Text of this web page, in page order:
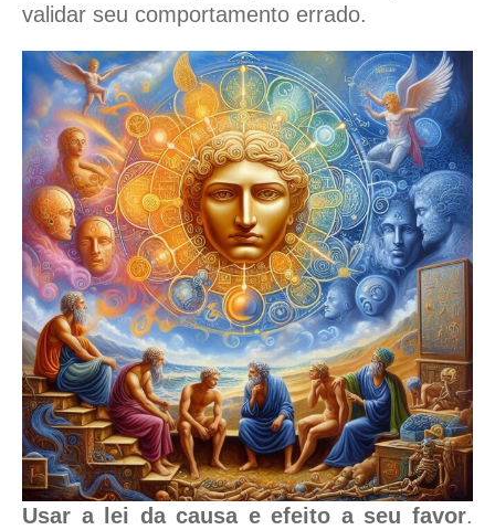
validar seu comportamento errado.
Usar a lei da causa e efeito a seu favor.